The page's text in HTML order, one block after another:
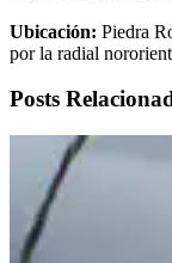
Ubicación: Piedra
por la radial
Posts